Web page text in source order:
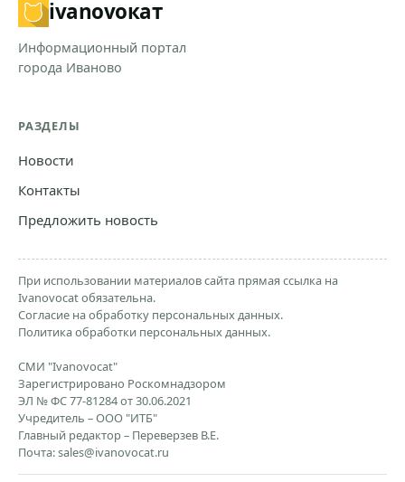
ivanovoкат
Информационный портал
города Иваново
РАЗДЕЛЫ
Новости
Контакты
Предложить новость
При использовании материалов сайта прямая ссылка на
Ivanovocat обязательна.
Согласие на обработку персональных данных.
Политика обработки персональных данных.
СМИ "Ivanovocat"
Зарегистрировано Роскомнадзором
ЭЛ № ФС 77-81284 от 30.06.2021
Учредитель – ООО "ИТБ"
Главный редактор – Переверзев В.Е.
Почта:sales@ivanovocat.ru